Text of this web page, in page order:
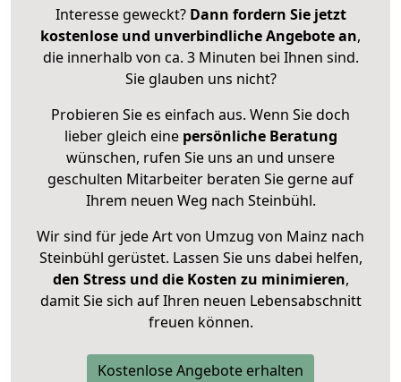
Interesse geweckt? Dann fordern Sie jetzt
kostenlose und unverbindliche Angebote an,
die innerhalb von ca. 3 Minuten bei Ihnen sind.
Sie glauben uns nicht?
Probieren Sie es einfach aus. Wenn Sie doch
lieber gleich eine persönliche Beratung
wünschen, rufen Sie uns an und unsere
geschulten Mitarbeiter beraten Sie gerne auf
Ihrem neuen Weg nach Steinbühl.
Wir sind für jede Art von Umzug von Mainz nach
Steinbühl gerüstet. Lassen Sie uns dabei helfen,
den Stress und die Kosten zu minimieren,
damit Sie sich auf Ihren neuen Lebensabschnitt
freuen können.
Kostenlose Angebote erhalten